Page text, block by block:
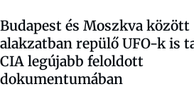
Budapest és Moszkva között
alakzatban repülő UFO-k is
CIA legújabb feloldott
dokumentumában